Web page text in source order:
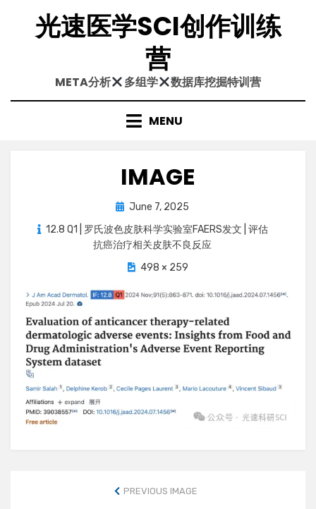
content光速医学SCI创作训练
营
META分析 多组学 数据库挖掘特训营
MENU
IMAGE
Posted
on
June 7, 2025
12.8 Q1 | 罗氏波色皮肤科学实验室FAERS发文 | 评估
抗癌治疗相关皮肤不良反应
498 × 259
PREVIOUS IMAGE